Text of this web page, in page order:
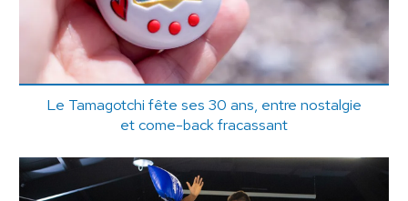
Le Tamagotchi fête ses 30 ans, entre nostalgie
et come-back fracassant